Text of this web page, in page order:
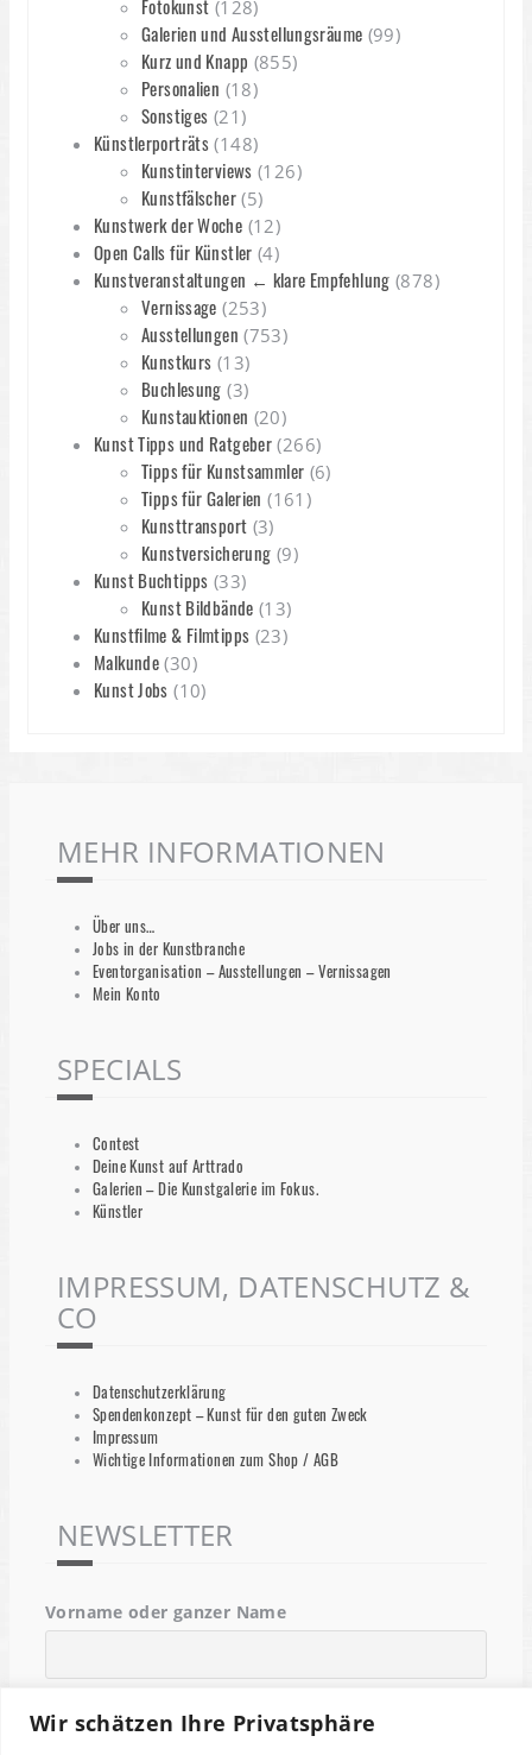
Wir schätzen Ihre Privatsphäre
Fotokunst (128)
Galerien und Ausstellungsräume (99)
Kurz und Knapp (855)
Personalien (18)
Sonstiges (21)
Künstlerporträts (148)
Kunstinterviews (126)
Kunstfälscher(5)
Kunstwerk der Woche (12)
Open Calls für Künstler (4)
Kunstveranstaltungen ← klare Empfehlung (878)
Vernissage (253)
Ausstellungen (753)
Kunstkurs (13)
Buchlesung (3)
Kunstauktionen (20)
Kunst Tipps und Ratgeber (266)
Tipps für Kunstsammler (6)
Tipps für Galerien (161)
Kunsttransport (3)
Kunstversicherung (9)
Kunst Buchtipps (33)
Kunst Bildbände (13)
Kunstfilme & Filmtipps (23)
Malkunde (30)
Kunst Jobs (10)
MEHR INFORMATIONEN
Über uns…
Jobs in der Kunstbranche
Eventorganisation – Ausstellungen – Vernissagen
Mein Konto
SPECIALS
Contest
Deine Kunst auf Arttrado
Galerien – Die Kunstgalerie im Fokus.
Künstler
IMPRESSUM, DATENSCHUTZ &
CO
Datenschutzerklärung
Spendenkonzept – Kunst für den guten Zweck
Impressum
Wichtige Informationen zum Shop / AGB
NEWSLETTER
Vorname oder ganzer Name